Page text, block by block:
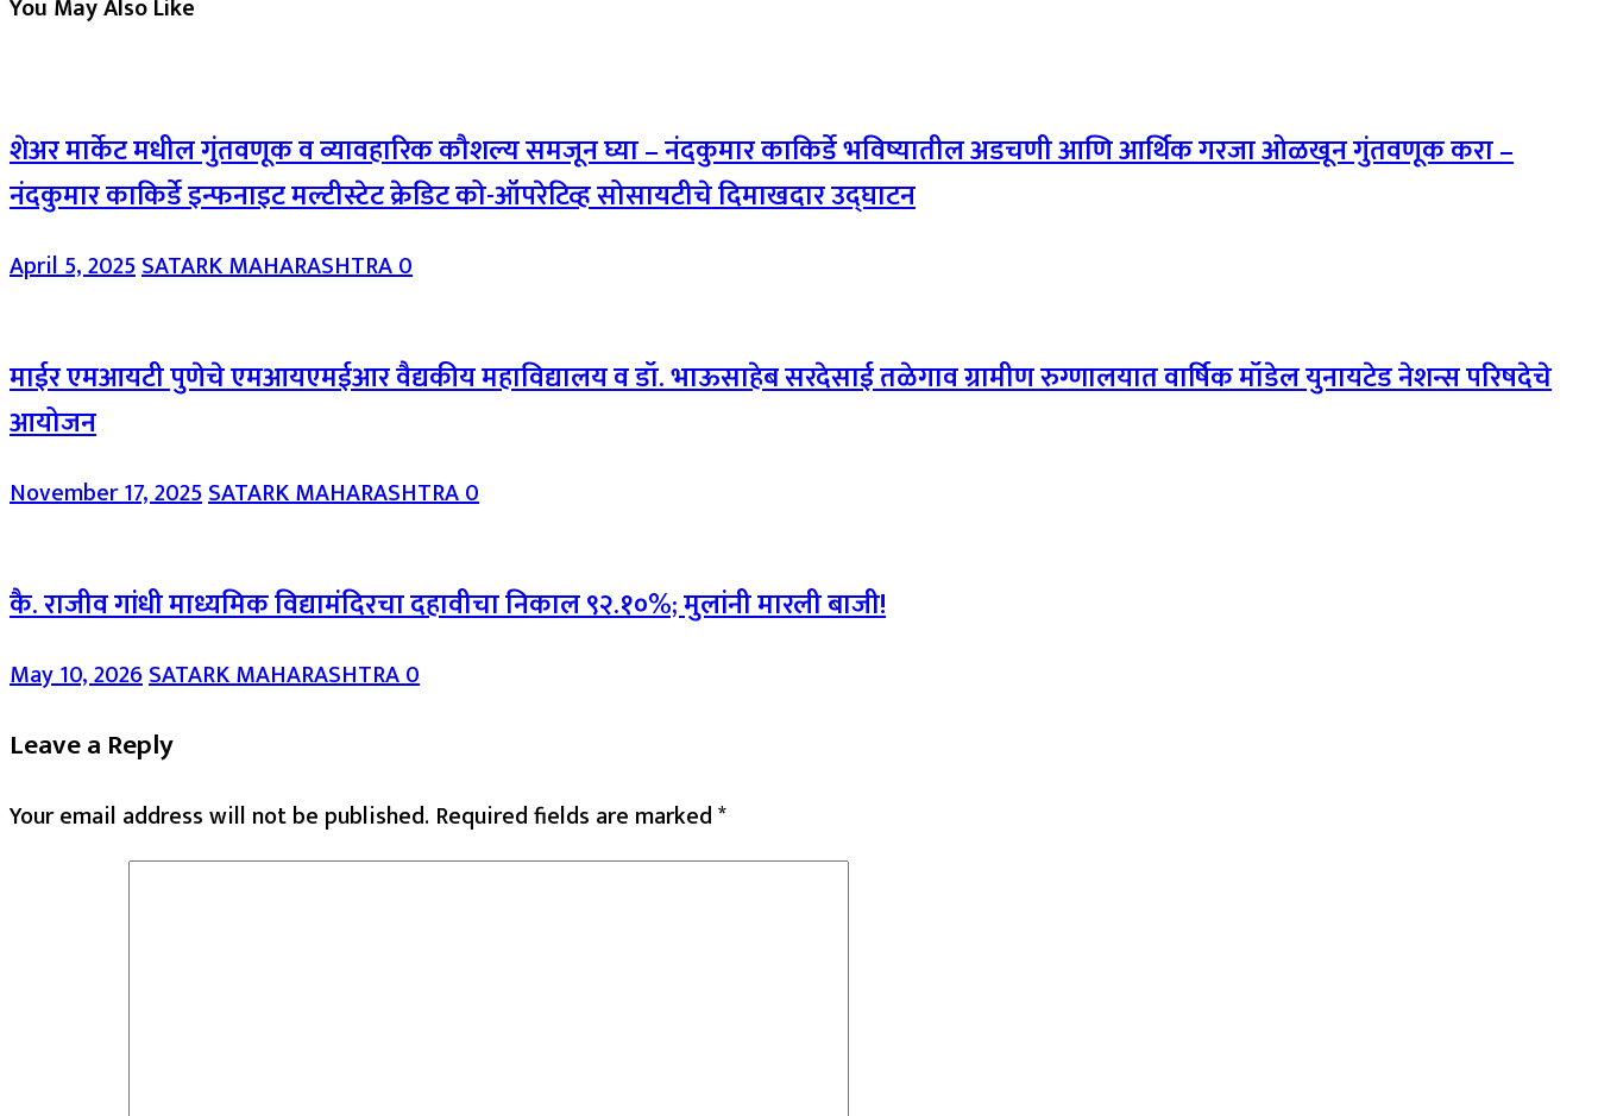
You May Also Like
शेअर मार्केट मधील गुंतवणूक व व्यावहारिक कौशल्य समजून घ्या – नंदकुमार काकिर्डे भविष्यातील अडचणी आणि आर्थिक गरजा ओळखून गुंतवणूक करा –
नंदकुमार काकिर्डे इन्फनाइट मल्टीस्टेट क्रेडिट को-ऑपरेटिव्ह सोसायटीचे दिमाखदार उद्घाटन
April 5, 2025SATARK MAHARASHTRA0
माईर एमआयटी पुणेचे एमआयएमईआर वैद्यकीय महाविद्यालय व डॉ. भाऊसाहेब सरदेसाई तळेगाव ग्रामीण रुग्णालयात वार्षिक मॉडेल युनायटेड नेशन्स परिषदेचे
आयोजन
November 17, 2025SATARK MAHARASHTRA0
कै. राजीव गांधी माध्यमिक विद्यामंदिरचा दहावीचा निकाल ९२.१०%; मुलांनी मारली बाजी!
May 10, 2026SATARK MAHARASHTRA0
Leave a Reply
Your email address will not be published. Required fields are marked*